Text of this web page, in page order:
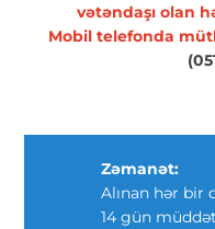
vətəndaşı olan
Mobil telefonda
Zəmanət:
Alınan hər bir
14 gün